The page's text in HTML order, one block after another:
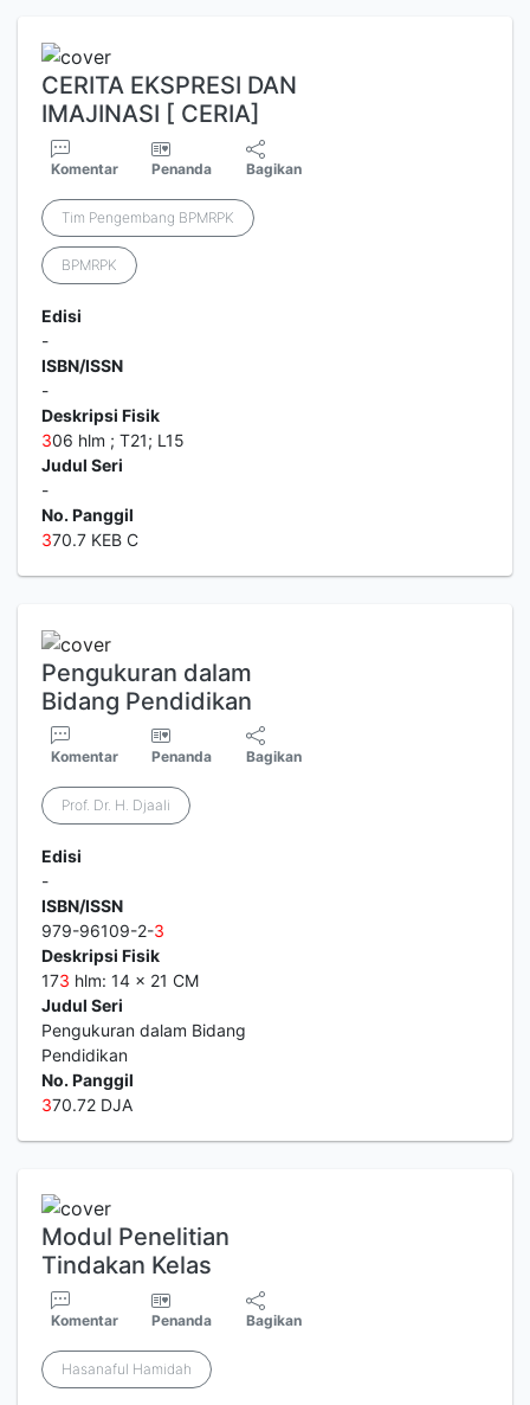
CERITA EKSPRESI DAN
IMAJINASI [ CERIA]
Komentar Penanda Bagikan
Tim Pengembang BPMRPK
BPMRPK
Edisi
-
ISBN/ISSN
-
Deskripsi Fisik
306 hlm ; T21; L15
Judul Seri
-
No. Panggil
370.7 KEB C
Pengukuran dalam
Bidang Pendidikan
Komentar Penanda Bagikan
Prof. Dr. H. Djaali
Edisi
-
ISBN/ISSN
979-96109-2-3
Deskripsi Fisik
173 hlm: 14 x 21 CM
Judul Seri
Pengukuran dalam Bidang
Pendidikan
No. Panggil
370.72 DJA
Modul Penelitian
Tindakan Kelas
Komentar Penanda Bagikan
Hasanaful Hamidah